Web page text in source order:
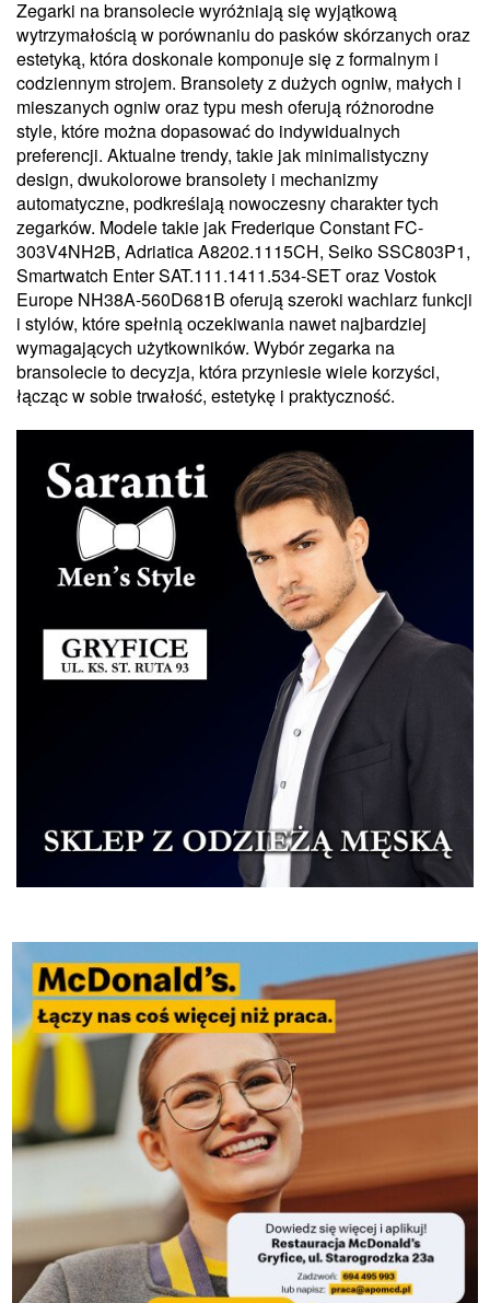
Zegarki na bransolecie wyróżniają się wyjątkową
wytrzymałością w porównaniu do pasków skórzanych oraz
estetyką, która doskonale komponuje się z formalnym i
codziennym strojem. Bransolety z dużych ogniw, małych i
mieszanych ogniw oraz typu mesh oferują różnorodne
style, które można dopasować do indywidualnych
preferencji. Aktualne trendy, takie jak minimalistyczny
design, dwukolorowe bransolety i mechanizmy
automatyczne, podkreślają nowoczesny charakter tych
zegarków. Modele takie jak Frederique Constant FC-
303V4NH2B, Adriatica A8202.1115CH, Seiko SSC803P1,
Smartwatch Enter SAT.111.1411.534-SET oraz Vostok
Europe NH38A-560D681B oferują szeroki wachlarz funkcji
i stylów, które spełnią oczekiwania nawet najbardziej
wymagających użytkowników. Wybór zegarka na
bransolecie to decyzja, która przyniesie wiele korzyści,
łącząc w sobie trwałość, estetykę i praktyczność.